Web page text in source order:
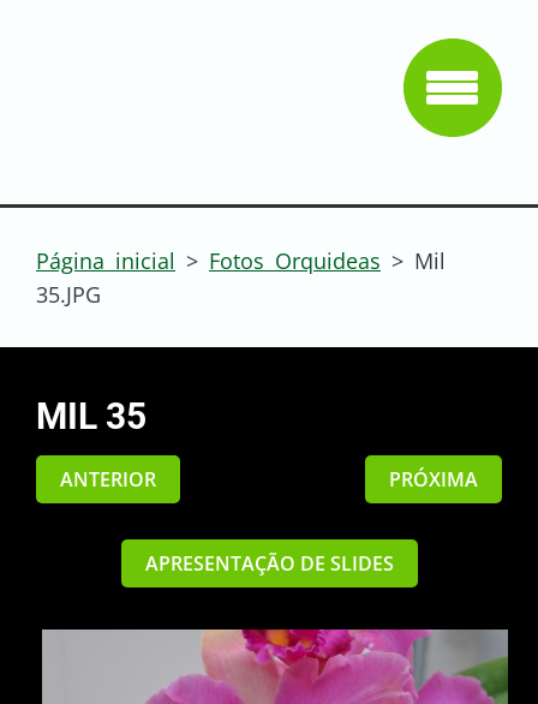
Página inicial > Fotos Orquideas > Mil
35.JPG
MIL 35
ANTERIOR PRÓXIMA
APRESENTAÇÃO DE SLIDES